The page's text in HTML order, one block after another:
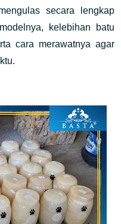
secara lengkap
kelebihan batu
cara merawatnya agar